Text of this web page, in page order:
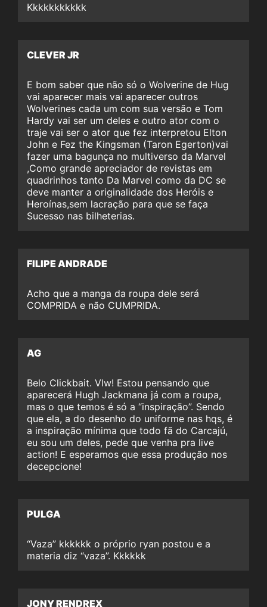
Kkkkkkkkkkk
CLEVER JR
E bom saber que não só o Wolverine de Hug
vai aparecer mais vai aparecer outros
Wolverines cada um com sua versão e Tom
Hardy vai ser um deles e outro ator com o
traje vai ser o ator que fez interpretou Elton
John e Fez the Kingsman (Taron Egerton)vai
fazer uma bagunça no multiverso da Marvel
,Como grande apreciador de revistas em
quadrinhos tanto Da Marvel como da DC se
deve manter a originalidade dos Heróis e
Heroínas,sem lacração para que se faça
Sucesso nas bilheterias.
FILIPE ANDRADE
Acho que a manga da roupa dele será
COMPRIDA e não CUMPRIDA.
AG
Belo Clickbait. Vlw! Estou pensando que
aparecerá Hugh Jackmana já com a roupa,
mas o que temos é só a “inspiração”. Sendo
que ela, a do desenho do uniforme nas hqs, é
a inspiração mínima que todo fã do Carcajú,
eu sou um deles, pede que venha pra live
action! E esperamos que essa produção nos
decepcione!
PULGA
“Vaza” kkkkkk o próprio ryan postou e a
materia diz “vaza”. Kkkkkk
JONY RENDREX